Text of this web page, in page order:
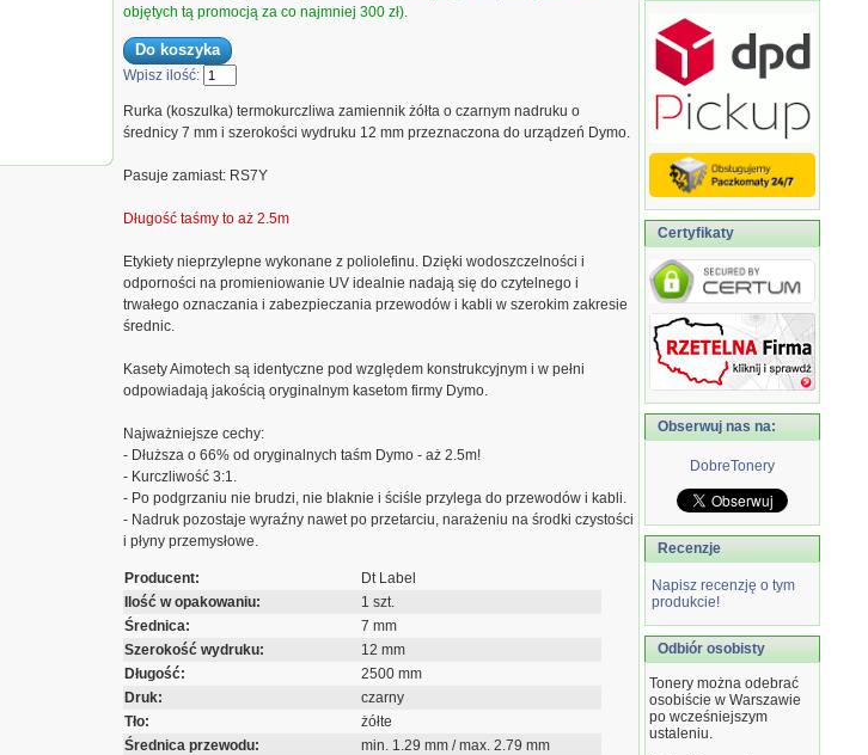
objętych tą promocją za co najmniej 300 zł).
Wpisz ilość:
Rurka (koszulka) termokurczliwa zamiennik żółta o czarnym nadruku o
średnicy 7 mm i szerokości wydruku 12 mm przeznaczona do urządzeń Dymo.
Pasuje zamiast: RS7Y
Długość taśmy to aż 2.5m
Etykiety nieprzylepne wykonane z poliolefinu. Dzięki wodoszczelności i
odporności na promieniowanie UV idealnie nadają się do czytelnego i
trwałego oznaczania i zabezpieczania przewodów i kabli w szerokim zakresie
średnic.
Kasety Aimotech są identyczne pod względem konstrukcyjnym i w pełni
odpowiadają jakością oryginalnym kasetom firmy Dymo.
Najważniejsze cechy:
- Dłuższa o 66% od oryginalnych taśm Dymo - aż 2.5m!
- Kurczliwość 3:1.
- Po podgrzaniu nie brudzi, nie blaknie i ściśle przylega do przewodów i kabli.
- Nadruk pozostaje wyraźny nawet po przetarciu, narażeniu na środki czystości
i płyny przemysłowe.
Producent:
Dt Label
Ilość w opakowaniu:
1 szt.
Średnica:
7 mm
Szerokość wydruku:
12 mm
Długość:
2500 mm
Druk:
czarny
Tło:
żółte
Średnica przewodu:
min. 1.29 mm / max. 2.79 mm
Certyfikaty
Obserwuj nas na:
DobreTonery
Recenzje
Napisz recenzję o tym
produkcie!
Odbiór osobisty
Tonery można odebrać
osobiście w Warszawie
po wcześniejszym
ustaleniu.